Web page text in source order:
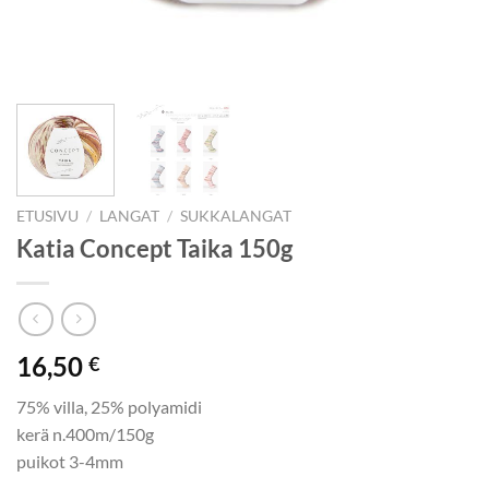
ETUSIVU / LANGAT / SUKKALANGAT
Katia Concept Taika 150g
16,50 €
75% villa, 25% polyamidi
kerä n.400m/150g
puikot 3-4mm